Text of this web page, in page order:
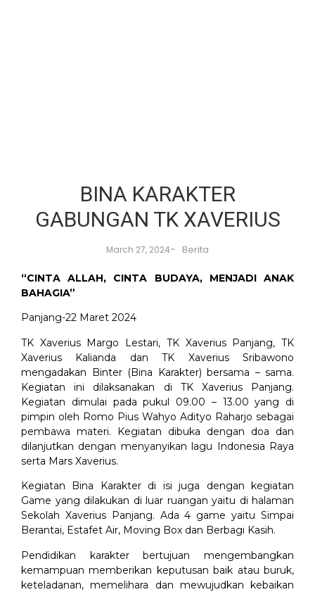
BINA KARAKTER
GABUNGAN TK XAVERIUS
March 27, 2024- Berita
“CINTA ALLAH, CINTA BUDAYA, MENJADI ANAK
BAHAGIA”
Panjang-22 Maret 2024
TK Xaverius Margo Lestari, TK Xaverius Panjang, TK
Xaverius Kalianda dan TK Xaverius Sribawono
mengadakan Binter (Bina Karakter) bersama – sama.
Kegiatan ini dilaksanakan di TK Xaverius Panjang.
Kegiatan dimulai pada pukul 09.00 – 13.00 yang di
pimpin oleh Romo Pius Wahyo Adityo Raharjo sebagai
pembawa materi. Kegiatan dibuka dengan doa dan
dilanjutkan dengan menyanyikan lagu Indonesia Raya
serta Mars Xaverius.
Kegiatan Bina Karakter di isi juga dengan kegiatan
Game yang dilakukan di luar ruangan yaitu di halaman
Sekolah Xaverius Panjang. Ada 4 game yaitu Simpai
Berantai, Estafet Air, Moving Box dan Berbagi Kasih.
Pendidikan karakter bertujuan mengembangkan
kemampuan memberikan keputusan baik atau buruk,
keteladanan, memelihara dan mewujudkan kebaikan